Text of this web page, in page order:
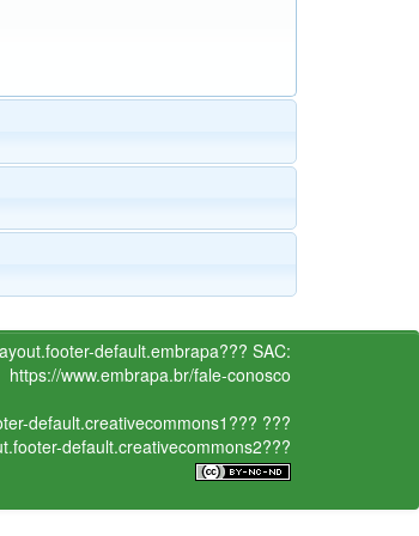
default.embrapa??? SAC:
https://www.embrapa.br/fale-conosco
default.creativecommons1??? ???
default.creativecommons2???